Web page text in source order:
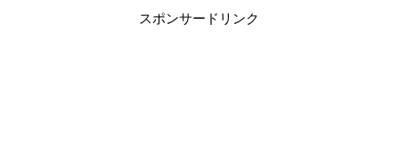
スポンサードリンク